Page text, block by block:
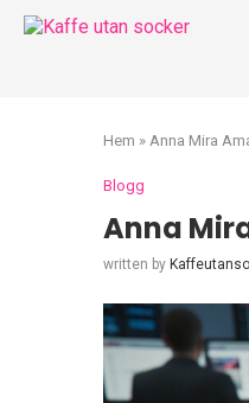
Hem » Anna Mira
Blogg
Anna
written by